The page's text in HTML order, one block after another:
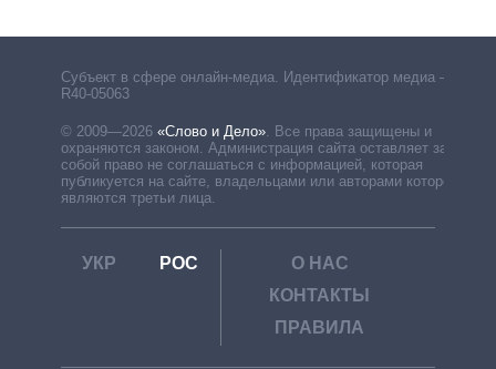
Субъект в сфере онлайн-медиа. Идентификатор медиа –
R40-05063
© 2009—2026 «Слово и Дело»
Все права защищены и
охраняются законом. Администрация сайта оставляет за
собой право не соглашаться с информацией, которая
публикуется на сайте, владельцами или авторами которой
являются третьи лица.
УКР РОС
О НАС
КОНТАКТЫ
ПРАВИЛА